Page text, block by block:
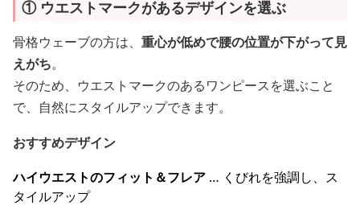
① ウエストマークがあるデザインを選ぶ
骨格ウェーブの方は、 重心が低めで腰の位置が下がって見
えがち。
そのため、ウエストマークのあるワンピースを選ぶこと
で、自然にスタイルアップできます。
おすすめデザイン
ハイウエストのフィット＆フレア … くびれを強調し、ス
タイルアップ